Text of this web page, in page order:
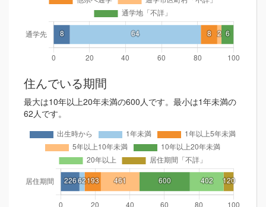
住んでいる期間
最大は10年以上20年未満の600人です。最小は1年未満の
62人です。